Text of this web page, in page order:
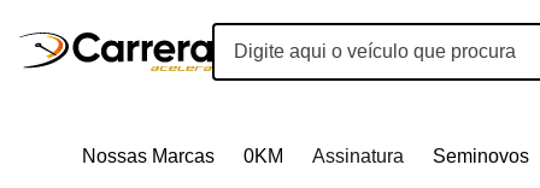
Nossas Marcas 0KM Assinatura Seminovos